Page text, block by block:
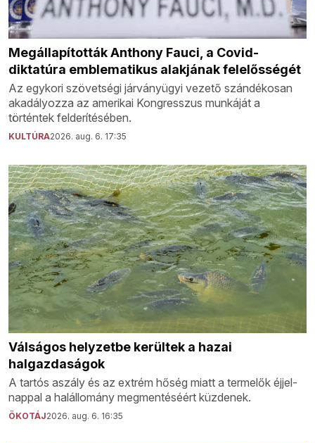
Megállapították Anthony Fauci, a Covid-
diktatúra emblematikus alakjának felelősségét
Az egykori szövetségi járványügyi vezető szándékosan
akadályozza az amerikai Kongresszus munkáját a
történtek felderítésében.
KULTÚRA2026. aug. 6. 17:35
Válságos helyzetbe kerültek a hazai
halgazdaságok
A tartós aszály és az extrém hőség miatt a termelők éjjel-
nappal a halállomány megmentéséért küzdenek.
ÖKOTÁJ2026. aug. 6. 16:35